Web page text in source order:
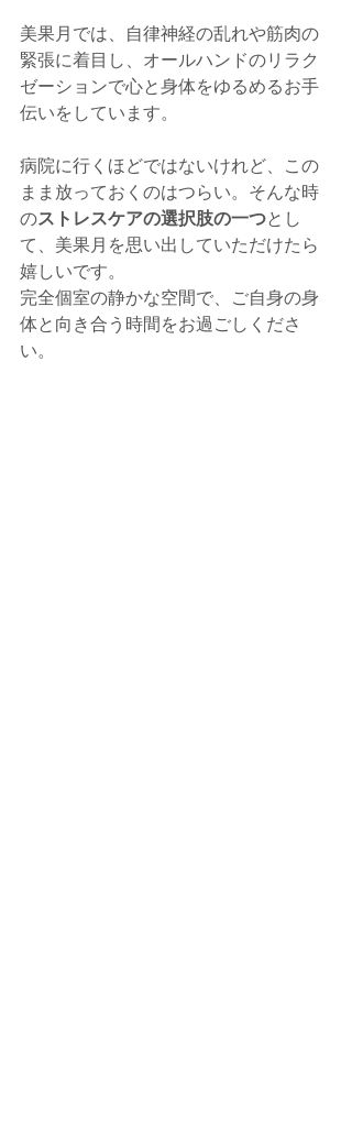
美果月では、自律神経の乱れや筋肉の
緊張に着目し、オールハンドのリラク
ゼーションで心と身体をゆるめるお手
伝いをしています。
病院に行くほどではないけれど、この
まま放っておくのはつらい。そんな時
のストレスケアの選択肢の一つとし
て、美果月を思い出していただけたら
嬉しいです。
完全個室の静かな空間で、ご自身の身
体と向き合う時間をお過ごしくださ
い。